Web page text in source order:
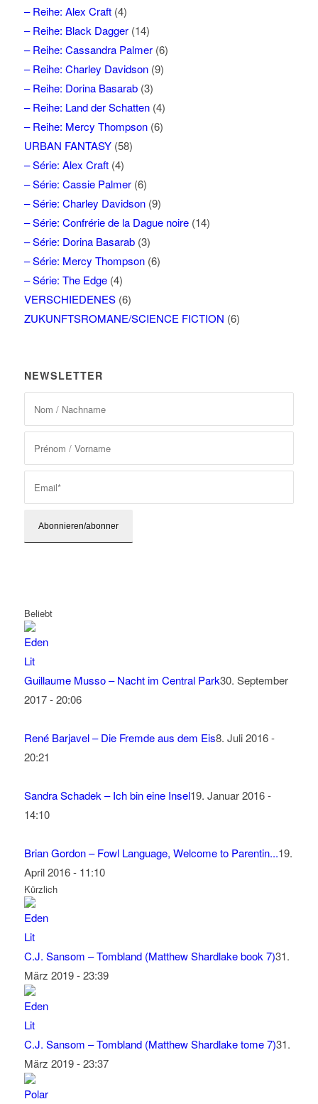
– Reihe: Alex Craft(4)
– Reihe: Black Dagger(14)
– Reihe: Cassandra Palmer(6)
– Reihe: Charley Davidson(9)
– Reihe: Dorina Basarab(3)
– Reihe: Land der Schatten(4)
– Reihe: Mercy Thompson(6)
URBAN FANTASY(58)
– Série: Alex Craft(4)
– Série: Cassie Palmer(6)
– Série: Charley Davidson(9)
– Série: Confrérie de la Dague noire(14)
– Série: Dorina Basarab(3)
– Série: Mercy Thompson(6)
– Série: The Edge(4)
VERSCHIEDENES(6)
ZUKUNFTSROMANE/SCIENCE FICTION (6)
NEWSLETTER
Beliebt
Guillaume Musso – Nacht im Central Park30. September
2017 - 20:06
René Barjavel – Die Fremde aus dem Eis8. Juli 2016 -
20:21
Sandra Schadek – Ich bin eine Insel19. Januar 2016 -
14:10
Brian Gordon – Fowl Language, Welcome to Parentin...19.
April 2016 - 11:10
Kürzlich
C.J. Sansom – Tombland (Matthew Shardlake book 7)31.
März 2019 - 23:39
C.J. Sansom – Tombland (Matthew Shardlake tome 7)31.
März 2019 - 23:37